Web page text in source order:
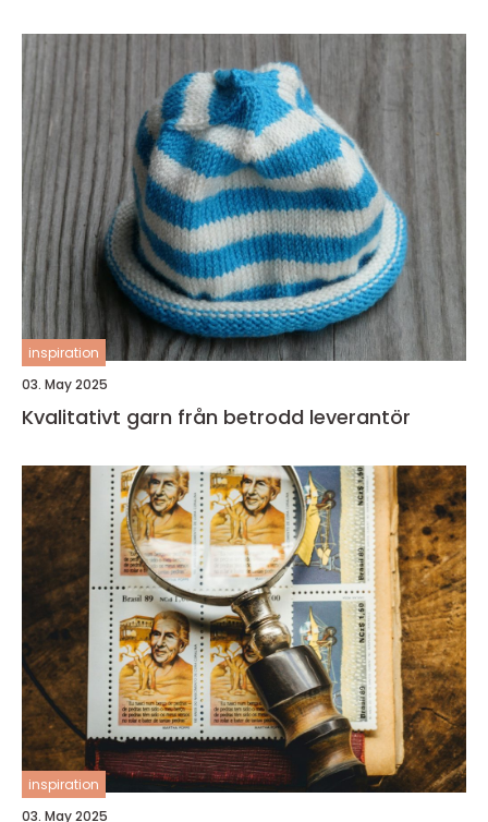
inspiration
03. May 2025
Kvalitativt garn från betrodd leverantör
inspiration
03. May 2025